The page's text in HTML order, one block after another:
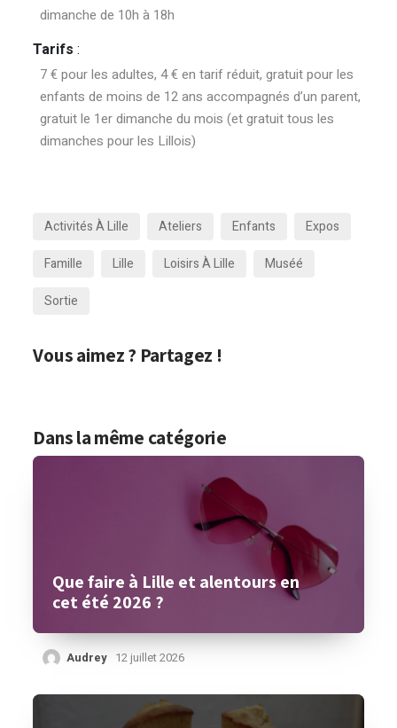
dimanche de 10h à 18h
Tarifs :
7 € pour les adultes, 4 € en tarif réduit, gratuit pour les
enfants de moins de 12 ans accompagnés d’un parent,
gratuit le 1er dimanche du mois (et gratuit tous les
dimanches pour les Lillois)
Activités À Lille Ateliers Enfants
Expos
Famille
Lille Loisirs À Lille
Muséé
Sortie
Vous aimez ? Partagez !
Dans la même catégorie
Que faire à Lille et alentours en
cet été 2026 ?
Audrey 12 juillet 2026